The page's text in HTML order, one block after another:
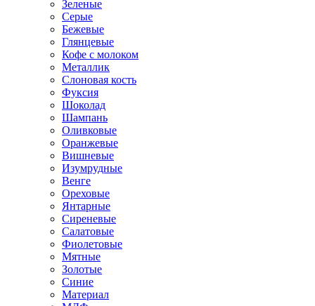
Зеленые
Серые
Бежевые
Глянцевые
Кофе с молоком
Металлик
Слоновая кость
Фуксия
Шоколад
Шампань
Оливковые
Оранжевые
Вишневые
Изумрудные
Венге
Ореховые
Янтарные
Сиреневые
Салатовые
Фиолетовые
Мятные
Золотые
Синие
Материал